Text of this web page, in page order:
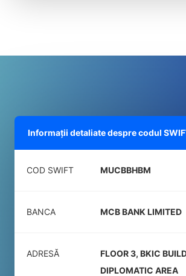
Informații detaliate despre codul
COD SWIFT MUCBBHBM
BANCA MCB BANK LIMITED
ADRESĂ
FLOOR 3, BKIC
DIPLOMATIC AREA